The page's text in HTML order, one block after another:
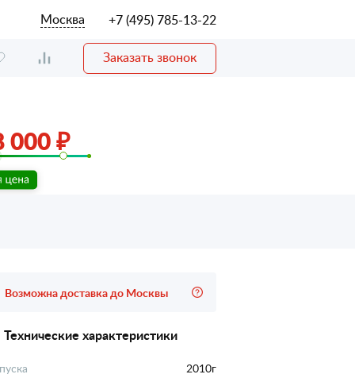
Москва +7 (495) 785-13-22
Заказать звонок
000 ₽
Возможна доставка до Москвы
Технические характеристики
2010г